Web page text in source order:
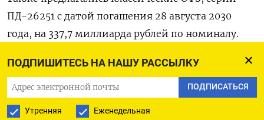
ПОДПИШИТЕСЬ НА НАШУ РАССЫЛКУ
ПОДПИСАТЬСЯ
Утренняя Еженедельная